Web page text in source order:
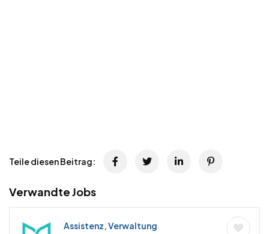
Teile diesen Beitrag:
Verwandte Jobs
Assistenz, Verwaltung